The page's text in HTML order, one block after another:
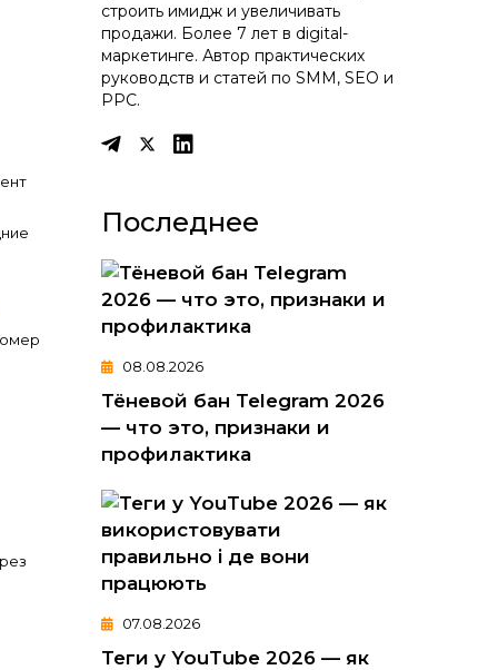
строить имидж и увеличивать
продажи. Более 7 лет в digital-
маркетинге. Автор практических
руководств и статей по SMM, SEO и
PPC.
Последнее
08.08.2026
Тёневой бан Telegram 2026
— что это, признаки и
профилактика
07.08.2026
Теги у YouTube 2026 — як